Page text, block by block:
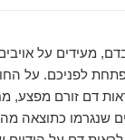
מעידים על
לפניכם. על
דם זורם מפצע,
שנגרמו כתוצאה